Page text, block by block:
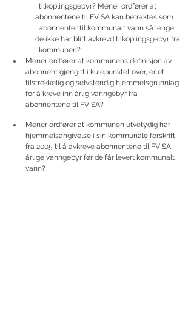
abonnentene til FV SA kan betraktes som
de ikke har blitt avkrevd tilkoplingsgebyr fra
  kommunen?
Mener ordfører at kommunens definisjon av
abonnent gjengitt i kulepunktet over, er et
tilstrekkelig og selvstendig hjemmelsgrunnlag
for å kreve inn årlig vanngebyr fra
abonnentene til FV SA?
Mener ordfører at kommunen utvetydig har
hjemmelsangivelse i sin kommunale forskrift
fra 2005 til å avkreve abonnentene til FV SA
årlige vanngebyr før de får levert kommunalt
vann?